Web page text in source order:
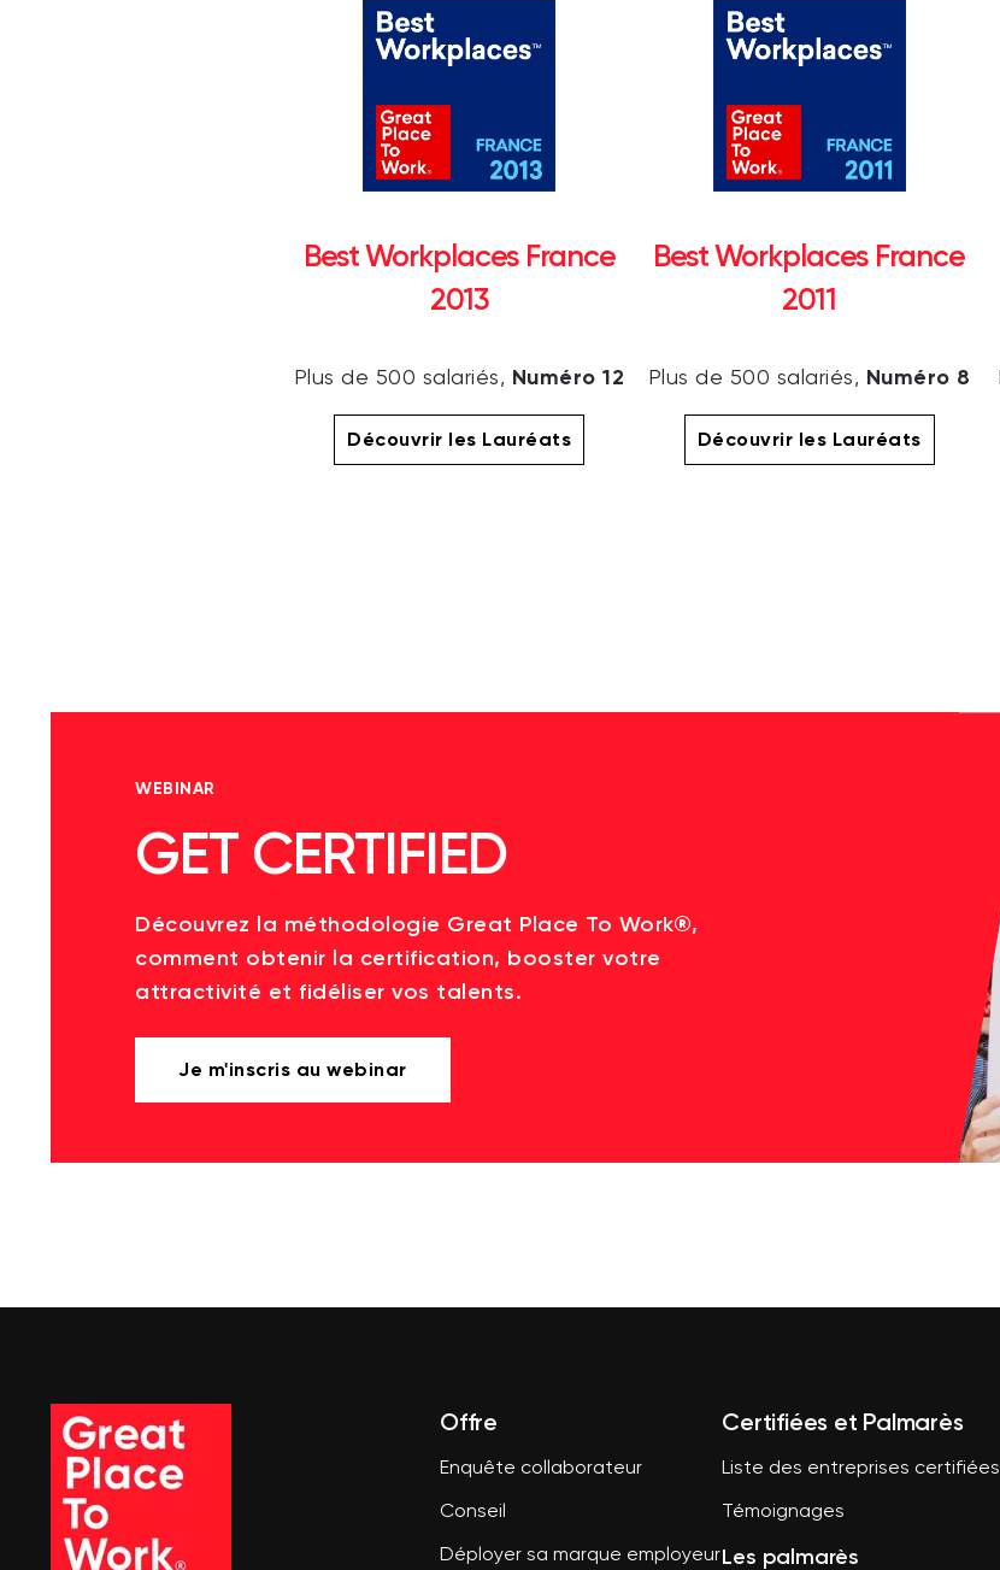
Best Workplaces France
2013
Plus de 500 salariés, Numéro 12
Découvrir les Lauréats
Best Workplaces France
2011
Plus de 500 salariés, Numéro 8
Découvrir les Lauréats
WEBINAR
GET CERTIFIED
Découvrez la méthodologie Great Place To Work®,
comment obtenir la certification, booster votre
attractivité et fidéliser vos talents.
Je m'inscris au webinar
Offre
Enquête collaborateur
Conseil
Déployer sa marque employeur
Certifiées et Palmarès
Liste des entreprises certifiées
Témoignages
Les palmarès